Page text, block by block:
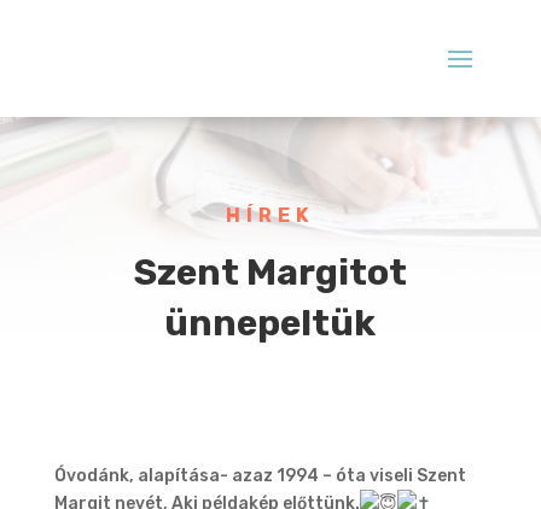
HÍREK
Szent Margitot
ünnepeltük
Óvodánk, alapítása- azaz 1994 – óta viseli Szent
Margit nevét, Aki példakép előttünk.